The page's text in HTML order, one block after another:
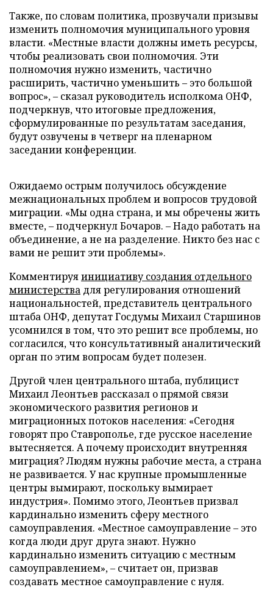
Также, по словам политика, прозвучали призывы
изменить полномочия муниципального уровня
власти. «Местные власти должны иметь ресурсы,
чтобы реализовать свои полномочия. Эти
полномочия нужно изменить, частично
расширить, частично уменьшить – это большой
вопрос», – сказал руководитель исполкома ОНФ,
подчеркнув, что итоговые предложения,
сформулированные по результатам заседания,
будут озвучены в четверг на пленарном
заседании конференции.
Ожидаемо острым получилось обсуждение
межнациональных проблем и вопросов трудовой
миграции. «Мы одна страна, и мы обречены жить
вместе, – подчеркнул Бочаров. – Надо работать на
объединение, а не на разделение. Никто без нас с
вами не решит эти проблемы».
Комментируяинициативу создания отдельного
министерства для регулирования отношений
национальностей, представитель центрального
штаба ОНФ, депутат Госдумы Михаил Старшинов
усомнился в том, что это решит все проблемы, но
согласился, что консультативный аналитический
орган по этим вопросам будет полезен.
Другой член центрального штаба, публицист
Михаил Леонтьев рассказал о прямой связи
экономического развития регионов и
миграционных потоков населения: «Сегодня
говорят про Ставрополье, где русское население
вытесняется. А почему происходит внутренняя
миграция? Людям нужны рабочие места, а страна
не развивается. У нас крупные промышленные
центры вымирают, поскольку вымирает
индустрия». Помимо этого, Леонтьев призвал
кардинально изменить сферу местного
самоуправления. «Местное самоуправление – это
когда люди друг друга знают. Нужно
кардинально изменить ситуацию с местным
самоуправлением», – считает он, призвав
создавать местное самоуправление с нуля.